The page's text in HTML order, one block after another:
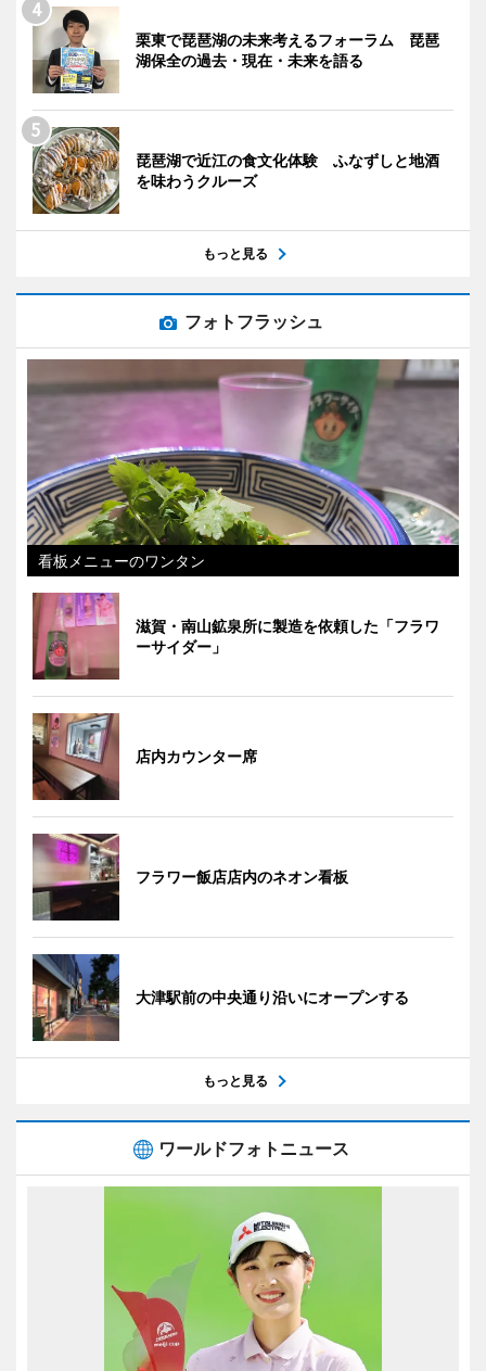
栗東で琵琶湖の未来考えるフォーラム 琵琶
湖保全の過去・現在・未来を語る
琵琶湖で近江の食文化体験 ふなずしと地酒
を味わうクルーズ
もっと見る
フォトフラッシュ
看板メニューのワンタン
滋賀・南山鉱泉所に製造を依頼した「フラワ
ーサイダー」
店内カウンター席
フラワー飯店店内のネオン看板
大津駅前の中央通り沿いにオープンする
もっと見る
ワールドフォトニュース